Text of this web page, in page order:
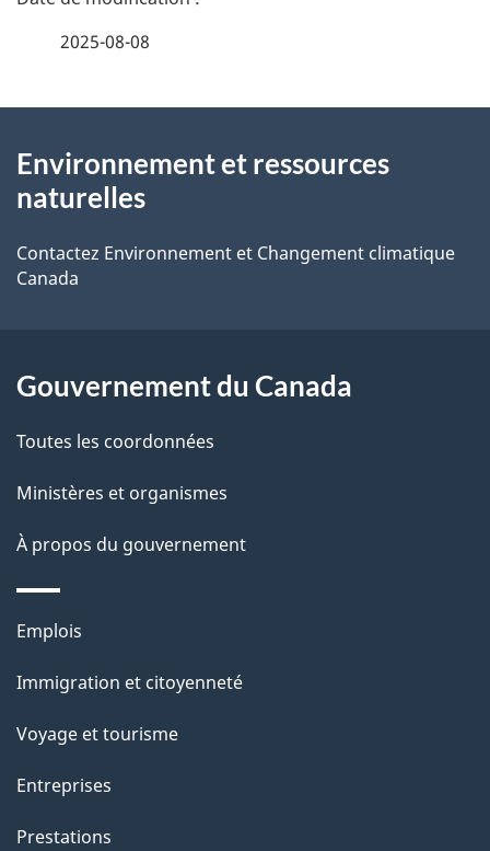
l
s
d
e
l
p
a
g
e
o
t
r
r
é
o
c
t
o
n
s
r
c
t
t
2025-08-08
propos
de
ce
Environnement et ressources
naturelles
Contactez Environnement et Changement climatique
Canada
Gouvernement du Canada
Toutes les coordonnées
Ministères et organismes
À propos du gouvernement
Thèmes
sujets
Emplois
Immigration et citoyenneté
Voyage et tourisme
Entreprises
Prestations